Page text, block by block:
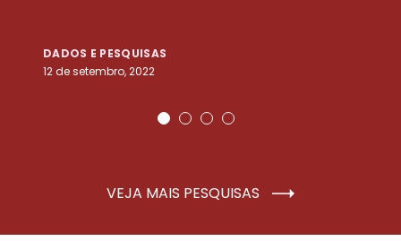
DADOS E PESQUISAS
12 de setembro, 2022
VEJA MAIS PESQUISAS